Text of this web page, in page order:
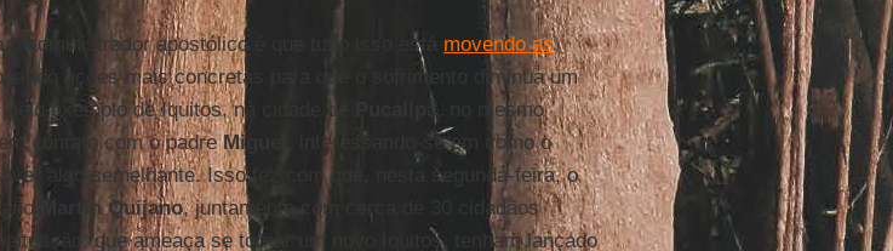
o administrador apostólico é que tudo isso está movendo as
ações mais concretas para que o sofrimento diminua um
pelo exemplo de Iquitos, na cidade de
Pucallpa, no mesmo
contato com o padreMiguel
, interessando-se em como o
algo semelhante. Isso fez com que, nesta segunda-feira, o
Martín Quijano, juntamente com cerca de 30 cidadãos
que ameaça se tornar um novo Iquitos, tenham lançado